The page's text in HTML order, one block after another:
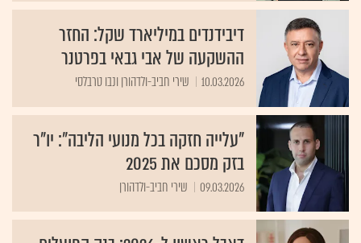
דיבידנדים במיליארד שקל: החזר
ההשקעה של אבי גבאי בפרטנר
10.03.2026 שירי חביב-ולדהורן ונבו טרבלסי
"עלייה חזקה בכל מנועי הליבה": יו"ר
בזק מסכם את 2025
09.03.2026 שירי חביב-ולדהורן